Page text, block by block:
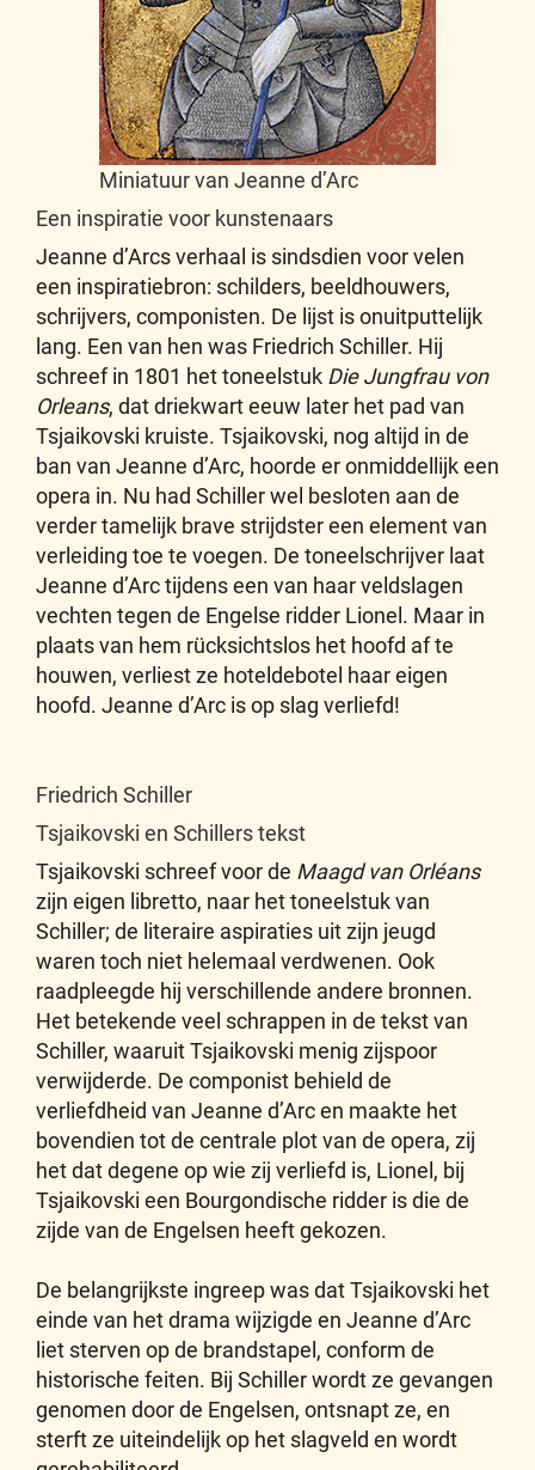
Miniatuur van Jeanne d’Arc
Een inspiratie voor kunstenaars
Jeanne d’Arcs verhaal is sindsdien voor velen
een inspiratiebron: schilders, beeldhouwers,
schrijvers, componisten. De lijst is onuitputtelijk
lang. Een van hen was Friedrich Schiller. Hij
schreef in 1801 het toneelstuk Die Jungfrau von
Orleans, dat driekwart eeuw later het pad van
Tsjaikovski kruiste. Tsjaikovski, nog altijd in de
ban van Jeanne d’Arc, hoorde er onmiddellijk een
opera in. Nu had Schiller wel besloten aan de
verder tamelijk brave strijdster een element van
verleiding toe te voegen. De toneelschrijver laat
Jeanne d’Arc tijdens een van haar veldslagen
vechten tegen de Engelse ridder Lionel. Maar in
plaats van hem rücksichtslos het hoofd af te
houwen, verliest ze hoteldebotel haar eigen
hoofd. Jeanne d’Arc is op slag verliefd!
Friedrich Schiller
Tsjaikovski en Schillers tekst
Tsjaikovski schreef voor de Maagd van Orléans
zijn eigen libretto, naar het toneelstuk van
Schiller; de literaire aspiraties uit zijn jeugd
waren toch niet helemaal verdwenen. Ook
raadpleegde hij verschillende andere bronnen.
Het betekende veel schrappen in de tekst van
Schiller, waaruit Tsjaikovski menig zijspoor
verwijderde. De componist behield de
verliefdheid van Jeanne d’Arc en maakte het
bovendien tot de centrale plot van de opera, zij
het dat degene op wie zij verliefd is, Lionel, bij
Tsjaikovski een Bourgondische ridder is die de
zijde van de Engelsen heeft gekozen.
De belangrijkste ingreep was dat Tsjaikovski het
einde van het drama wijzigde en Jeanne d’Arc
liet sterven op de brandstapel, conform de
historische feiten. Bij Schiller wordt ze gevangen
genomen door de Engelsen, ontsnapt ze, en
sterft ze uiteindelijk op het slagveld en wordt